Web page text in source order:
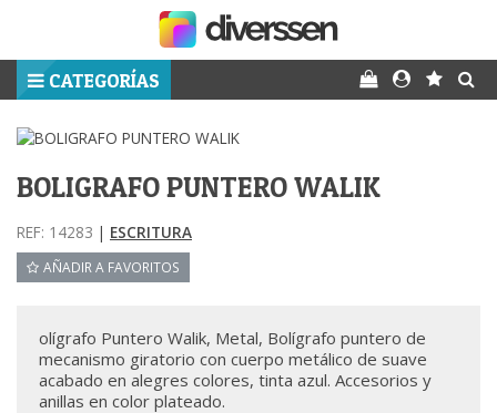
CATEGORÍAS
BOLIGRAFO PUNTERO WALIK
REF: 14283 | ESCRITURA
AÑADIR A FAVORITOS
olígrafo Puntero Walik, Metal, Bolígrafo puntero de
mecanismo giratorio con cuerpo metálico de suave
acabado en alegres colores, tinta azul. Accesorios y
anillas en color plateado.